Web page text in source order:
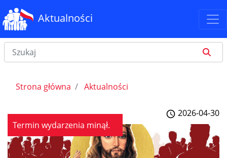
Aktualności
Strona główna Aktualności
2026-04-30
Termin wydarzenia minął.